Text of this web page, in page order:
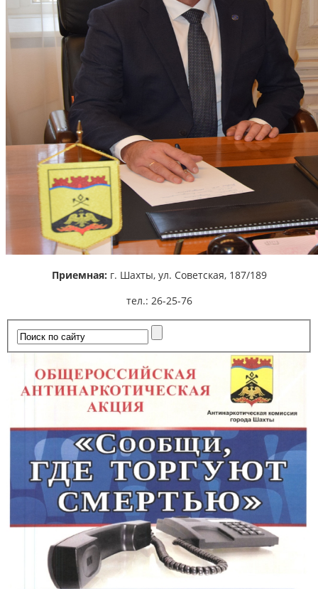
Приемная: г. Шахты, ул. Советская, 187/189
тел.: 26-25-76